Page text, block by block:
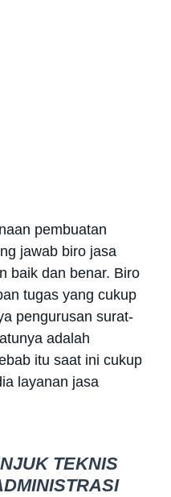
pembuatan
jawab biro jasa
baik dan benar. Biro
tugas yang cukup
pengurusan surat-
adalah
itu saat ini cukup
layanan jasa
TEKNIS